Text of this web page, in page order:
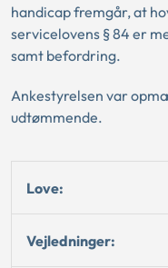
handicap fremgår, at
servicelovens § 84 er
samt befordring.
Ankestyrelsen var
udtømmende.
Love:
Vejledninger: